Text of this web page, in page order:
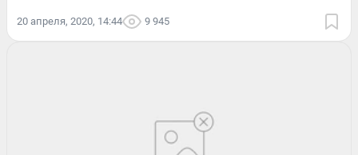
20 апреля, 2020, 14:44 9 945